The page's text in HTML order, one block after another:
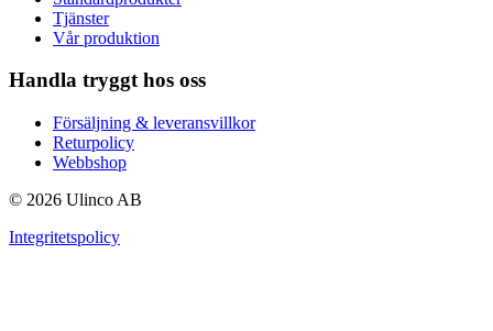
Tjänster
Vår produktion
Handla tryggt hos oss
Försäljning & leveransvillkor
Returpolicy
Webbshop
© 2026 Ulinco AB
Integritetspolicy